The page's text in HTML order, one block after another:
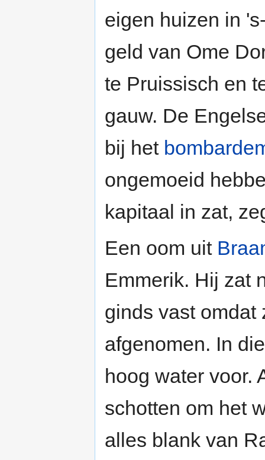
eigen huizen in
geld van Ome
te Pruissisch en
gauw. De
bij het
ongemoeid
kapitaal in zat,
Een oom uit
Emmerik. Hij zat
ginds vast omdat
afgenomen. In
hoog water voor.
schotten om het
alles blank van